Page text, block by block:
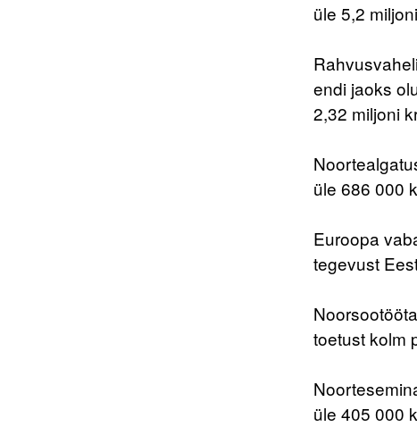
üle 5,2
endi jaoks
2,32 miljoni
üle 686 000
Euroopa
tegevust
toetust kolm
üle 405 000